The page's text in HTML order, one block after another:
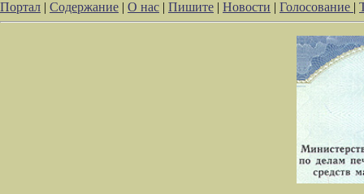
Портал | Содержание | О нас | Пишите | Новости | Голосование |